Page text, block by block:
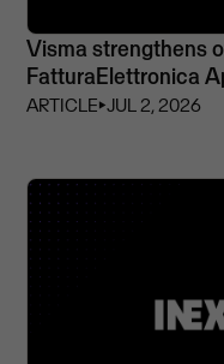
Visma strengthens
FatturaElettronica
ARTICLE⏵JUL 2, 2026